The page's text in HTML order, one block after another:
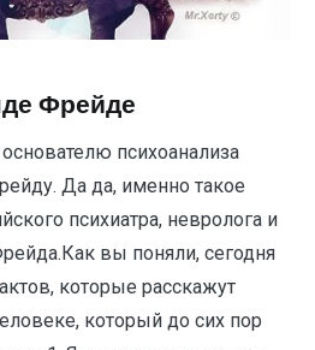
Фрейде
психоанализа
Да да, именно такое
психиатра, невролога и
вы поняли, сегодня
которые расскажут
который до сих пор